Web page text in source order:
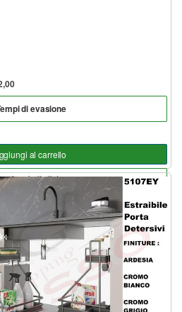
di evasione
al carrello
alla lista